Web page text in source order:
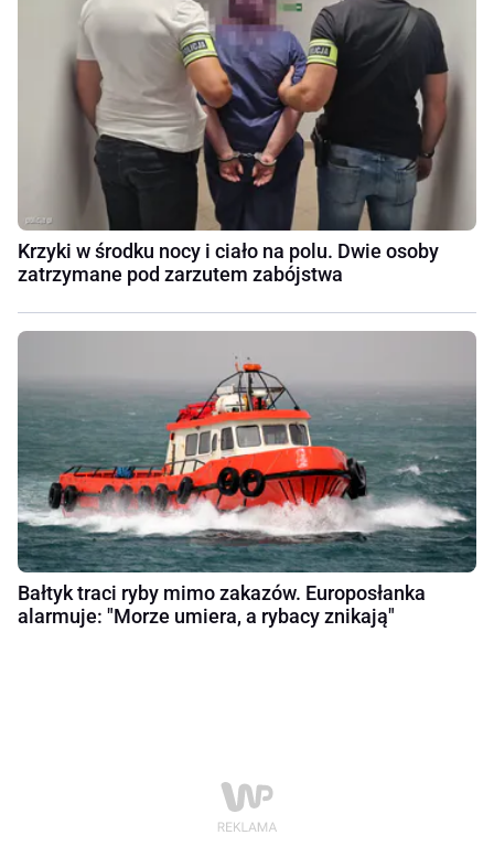
Krzyki w środku nocy i ciało na polu. Dwie osoby
zatrzymane pod zarzutem zabójstwa
Bałtyk traci ryby mimo zakazów. Europosłanka
alarmuje: "Morze umiera, a rybacy znikają"